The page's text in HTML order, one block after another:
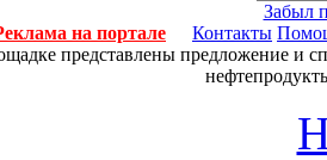
Забыл
на портале
Контакты
представлены предложение и